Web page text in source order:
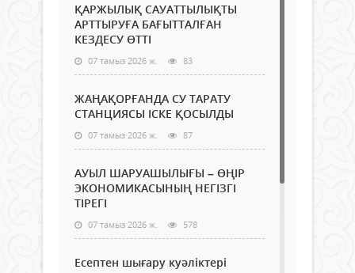
ҚАРЖЫЛЫҚ САУАТТЫЛЫҚТЫ
АРТТЫРУҒА БАҒЫТТАЛҒАН
КЕЗДЕСУ ӨТТІ
07 тамыз 2026 ж. 83
ЖАҢАҚОРҒАНДА СУ ТАРАТУ
СТАНЦИЯСЫ ІСКЕ ҚОСЫЛДЫ
07 тамыз 2026 ж. 87
АУЫЛ ШАРУАШЫЛЫҒЫ – ӨҢІР
ЭКОНОМИКАСЫНЫҢ НЕГІЗГІ
ТІРЕГІ
07 тамыз 2026 ж. 578
Есептен шығару куәліктері